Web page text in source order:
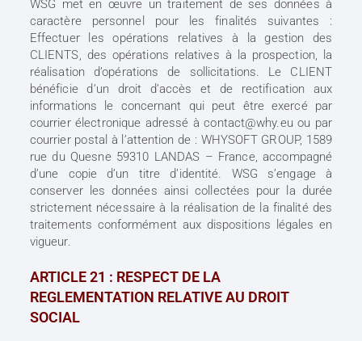
WSG met en œuvre un traitement de ses données à
caractère personnel pour les finalités suivantes :
Effectuer les opérations relatives à la gestion des
CLIENTS, des opérations relatives à la prospection, la
réalisation d’opérations de sollicitations. Le CLIENT
bénéficie d’un droit d’accès et de rectification aux
informations le concernant qui peut être exercé par
courrier électronique adressé à contact@why.eu ou par
courrier postal à l’attention de : WHYSOFT GROUP, 1589
rue du Quesne 59310 LANDAS – France, accompagné
d’une copie d’un titre d’identité. WSG s’engage à
conserver les données ainsi collectées pour la durée
strictement nécessaire à la réalisation de la finalité des
traitements conformément aux dispositions légales en
vigueur.
ARTICLE 21 : RESPECT DE LA
REGLEMENTATION RELATIVE AU DROIT
SOCIAL